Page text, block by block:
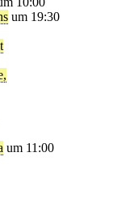
um 19:30
um 11:00